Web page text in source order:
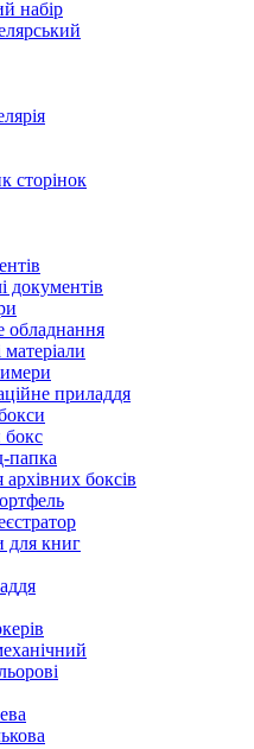
набір
сторінок
документів
обладнання
матеріали
приладдя
бокс
папка
боксів
для книг